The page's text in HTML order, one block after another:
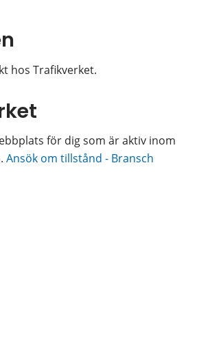
hos Trafikverket.
för dig som är aktiv inom
Ansök om tillstånd - Bransch